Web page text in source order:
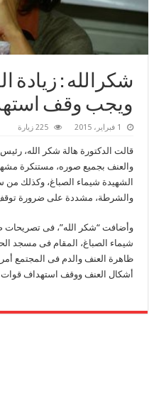
شكرالله : زيادة
ويجب وقف
1 فبراير، 2015 225 زيارة
قالت الدكتورة هالة شكر الله،
والعنف بجميع صوره، مستنكرة
الشهيدة شيماء الصباغ، وكذلك
والشرطة، مشددة على ضرورة
وأضافت “شكر الله”، فى تصريحات
شيماء الصباغ، المقام فى مسجد
ظاهرة العنف والدم فى المجتمع
أشكال العنف ووقف استهداف